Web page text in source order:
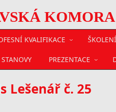
KVALIFIKACE ŠKOLENÍ
STANOVY PREZENTACE
Lešenář č. 25